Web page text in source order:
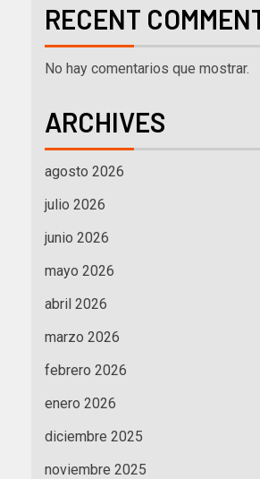
RECENT
No hay comentarios que mostrar.
ARCHIVES
agosto 2026
julio 2026
junio 2026
mayo 2026
abril 2026
marzo 2026
febrero 2026
enero 2026
diciembre 2025
noviembre 2025